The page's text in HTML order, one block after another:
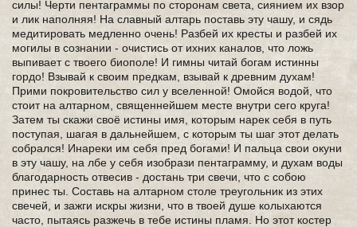
силы! Черти пентаграммы по сторонам света, сиянием их взор
и лик наполняя! На славный алтарь поставь эту чашу, и сядь
медитировать медленно очень! Разбей их кресты и разбей их
могилы в сознании - очистись от ихних каналов, что ложь
выпивает с твоего биополе! И гимны читай богам истинны
гордо! Взывай к своим предкам, взывай к древним духам!
Прими покровительство сил у вселенной! Омойся водой, что
стоит на алтарном, священнейшем месте внутри сего круга!
Затем ты скажи своё истины имя, которым нарек себя в путь
поступая, шагая в дальнейшем, с которым ты шаг этот делать
собрался! Инареки им себя пред богами! И пальца свои окуни
в эту чашу, на лбе у себя изобрази пентаграмму, и духам воды
благодарность отвесив - достань три свечи, что с собою
принес ты. Составь на алтарном столе треугольник из этих
свечей, и зажги искры жизни, что в твоей душе колыхаются
часто, пытаясь разжечь в тебе истины пламя. Но этот костер